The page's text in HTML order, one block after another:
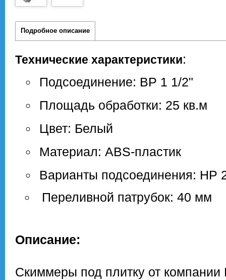
Подробное описание
Технические характеристики:
Подсоединение: ВР 1 1/2"
Площадь обработки: 25 кв.м
Цвет: Белый
Материал: ABS-пластик
Варианты подсоединения: НР
Переливной патрубок: 40 мм
Описание:
Скиммеры под плитку от компании